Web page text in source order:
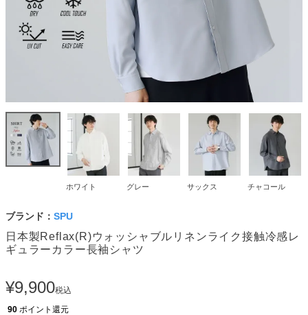
ホワイト グレー サックス チャコール
ブランド： SPU
日本製Reflax(R)ウォッシャブルリネンライク接触冷感レ
ギュラーカラー長袖シャツ
¥9,900税込
90 ポイント還元